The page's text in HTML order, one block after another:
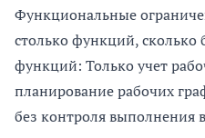
Функциональные
столько функций,
функций: Только учет
планирование рабочих
без контроля выполнения